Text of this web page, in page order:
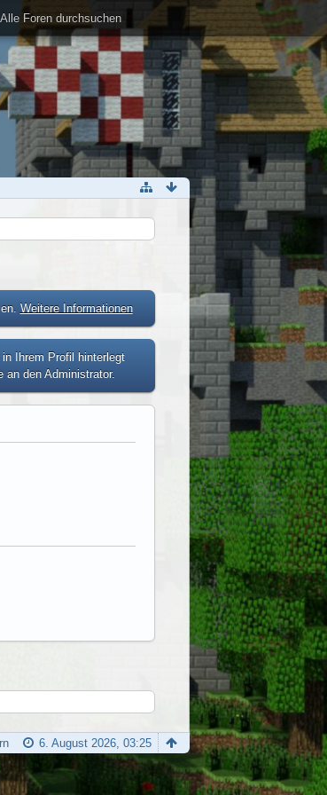
Weitere Informationen
Ihrem Profil hinterlegt
an den Administrator.
6. August 2026, 03:25